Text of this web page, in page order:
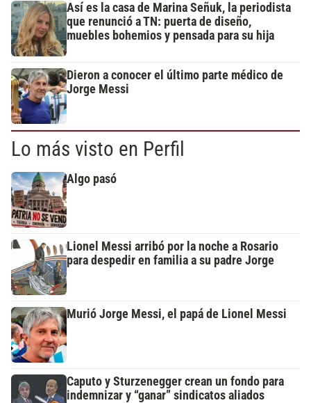
Así es la casa de Marina Señuk, la periodista
que renunció a TN: puerta de diseño,
muebles bohemios y pensada para su hija
Dieron a conocer el último parte médico de
Jorge Messi
Lo más visto en Perfil
Algo pasó
Lionel Messi arribó por la noche a Rosario
para despedir en familia a su padre Jorge
Murió Jorge Messi, el papá de Lionel Messi
Caputo y Sturzenegger crean un fondo para
indemnizar y “ganar” sindicatos aliados